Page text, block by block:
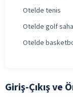
Otelde tenis
Otelde golf
Otelde
Giriş-Çıkış ve